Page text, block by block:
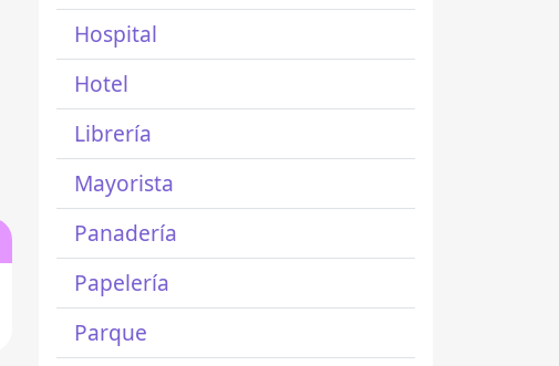
Hospital
Hotel
Librería
Mayorista
Panadería
Papelería
Parque